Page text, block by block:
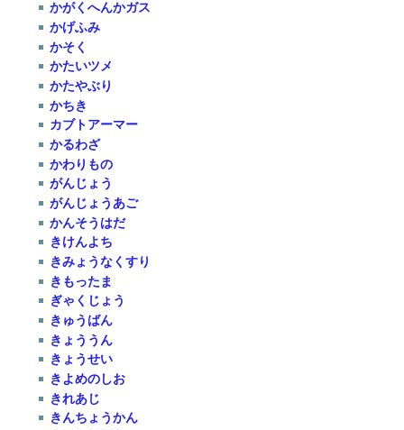
かがくへんかガス
かげふみ
かそく
かたいツメ
かたやぶり
かちき
カブトアーマー
かるわざ
かわりもの
がんじょう
がんじょうあご
かんそうはだ
きけんよち
きみょうなくすり
きもったま
ぎゃくじょう
きゅうばん
きょううん
きょうせい
きよめのしお
きれあじ
きんちょうかん